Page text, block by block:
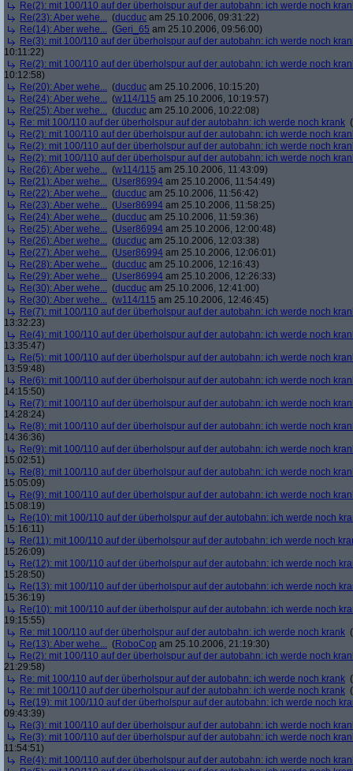
Re(2): mit 100/110 auf der überholspur auf der autobahn: ich werde noch
Re(23): Aber wehe... (ducduc am 25.10.2006, 09:31:22)
Re(14): Aber wehe... (Geri_65 am 25.10.2006, 09:56:00)
Re(3): mit 100/110 auf der überholspur auf der autobahn: ich werde noch
10:11:22)
Re(2): mit 100/110 auf der überholspur auf der autobahn: ich werde noch
10:12:58)
Re(20): Aber wehe... (ducduc am 25.10.2006, 10:15:20)
Re(24): Aber wehe... (w114/115 am 25.10.2006, 10:19:57)
Re(25): Aber wehe... (ducduc am 25.10.2006, 10:22:08)
Re: mit 100/110 auf der überholspur auf der autobahn: ich werde noch krank (
Re(2): mit 100/110 auf der überholspur auf der autobahn: ich werde noch
Re(2): mit 100/110 auf der überholspur auf der autobahn: ich werde noch
Re(2): mit 100/110 auf der überholspur auf der autobahn: ich werde noch
Re(26): Aber wehe... (w114/115 am 25.10.2006, 11:43:09)
Re(21): Aber wehe... (User86994 am 25.10.2006, 11:54:49)
Re(22): Aber wehe... (ducduc am 25.10.2006, 11:56:42)
Re(23): Aber wehe... (User86994 am 25.10.2006, 11:58:25)
Re(24): Aber wehe... (ducduc am 25.10.2006, 11:59:36)
Re(25): Aber wehe... (User86994 am 25.10.2006, 12:00:48)
Re(26): Aber wehe... (ducduc am 25.10.2006, 12:03:38)
Re(27): Aber wehe... (User86994 am 25.10.2006, 12:06:01)
Re(28): Aber wehe... (ducduc am 25.10.2006, 12:16:43)
Re(29): Aber wehe... (User86994 am 25.10.2006, 12:26:33)
Re(30): Aber wehe... (ducduc am 25.10.2006, 12:41:00)
Re(30): Aber wehe... (w114/115 am 25.10.2006, 12:46:45)
Re(7): mit 100/110 auf der überholspur auf der autobahn: ich werde noch
13:32:23)
Re(4): mit 100/110 auf der überholspur auf der autobahn: ich werde noch
13:35:47)
Re(5): mit 100/110 auf der überholspur auf der autobahn: ich werde noch
13:59:48)
Re(6): mit 100/110 auf der überholspur auf der autobahn: ich werde noch
14:15:50)
Re(7): mit 100/110 auf der überholspur auf der autobahn: ich werde noch
14:28:24)
Re(8): mit 100/110 auf der überholspur auf der autobahn: ich werde noch
14:36:36)
Re(9): mit 100/110 auf der überholspur auf der autobahn: ich werde noch
15:02:51)
Re(8): mit 100/110 auf der überholspur auf der autobahn: ich werde noch
15:05:09)
Re(9): mit 100/110 auf der überholspur auf der autobahn: ich werde noch
15:08:19)
Re(10): mit 100/110 auf der überholspur auf der autobahn: ich werde noch
15:16:11)
Re(11): mit 100/110 auf der überholspur auf der autobahn: ich werde noch
15:26:09)
Re(12): mit 100/110 auf der überholspur auf der autobahn: ich werde noch
15:28:50)
Re(13): mit 100/110 auf der überholspur auf der autobahn: ich werde noch
15:36:19)
Re(10): mit 100/110 auf der überholspur auf der autobahn: ich werde noch
19:15:55)
Re: mit 100/110 auf der überholspur auf der autobahn: ich werde noch krank (
Re(13): Aber wehe... (RoboCop am 25.10.2006, 21:19:30)
Re(2): mit 100/110 auf der überholspur auf der autobahn: ich werde noch
21:29:58)
Re: mit 100/110 auf der überholspur auf der autobahn: ich werde noch krank (
Re: mit 100/110 auf der überholspur auf der autobahn: ich werde noch krank (
Re(19): mit 100/110 auf der überholspur auf der autobahn: ich werde noch
09:43:39)
Re(3): mit 100/110 auf der überholspur auf der autobahn: ich werde noch
Re(3): mit 100/110 auf der überholspur auf der autobahn: ich werde noch
11:54:51)
Re(4): mit 100/110 auf der überholspur auf der autobahn: ich werde noch